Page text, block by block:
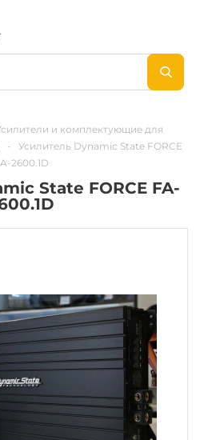
и комплектующие для
-
Усилитель Dynamic State FORCE
2600.1D
State FORCE FA-